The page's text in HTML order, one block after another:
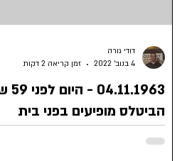
הביטלס מופיעים בפני בית
דודי גורה
4 בנוב׳ 2022
זמן קריאה 2 דקות